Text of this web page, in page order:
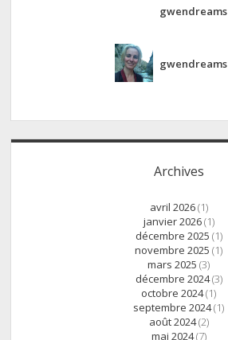
gwendreams
gwendreams
Archives
avril 2026(1)
janvier 2026(1)
décembre 2025 (1)
novembre 2025 (1)
mars 2025 (3)
décembre 2024(3)
octobre 2024(1)
septembre 2024(1)
août 2024(2)
mai 2024(7)